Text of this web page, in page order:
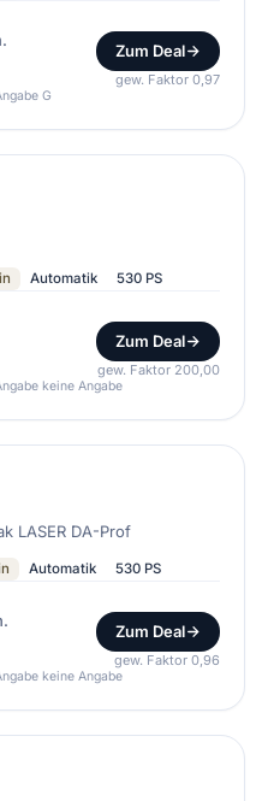
Zum Deal
gew. Faktor 0,97
G
Automatik 530 PS
Zum Deal
gew. Faktor 200,00
keine Angabe
LASER DA-Prof
Automatik 530 PS
Zum Deal
gew. Faktor 0,96
keine Angabe